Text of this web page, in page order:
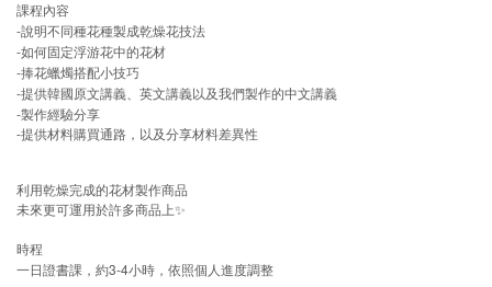
課程內容
-說明不同種花種製成乾燥花技法
-如何固定浮游花中的花材
-捧花蠟燭搭配小技巧
-提供韓國原文講義、英文講義以及我們製作的中文講義
-製作經驗分享
-提供材料購買通路，以及分享材料差異性
利用乾燥完成的花材製作商品
未來更可運用於許多商品上✨
時程
一日證書課，約3-4小時，依照個人進度調整